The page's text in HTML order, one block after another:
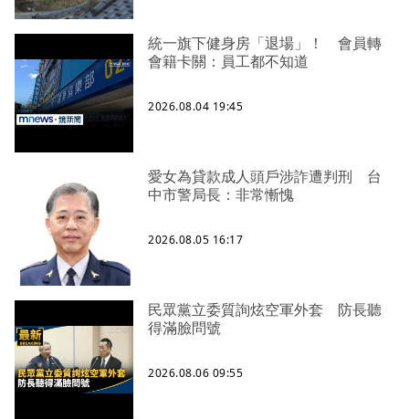
統一旗下健身房「退場」！ 會員轉
會籍卡關：員工都不知道
2026.08.04 19:45
愛女為貸款成人頭戶涉詐遭判刑 台
中市警局長：非常慚愧
2026.08.05 16:17
民眾黨立委質詢炫空軍外套 防長聽
得滿臉問號
2026.08.06 09:55